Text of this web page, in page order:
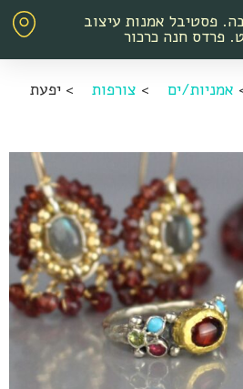
פסטיבל אמנות עיצוב
פרדס חנה כרכור
אמניות/ים > צורפות > יפעת